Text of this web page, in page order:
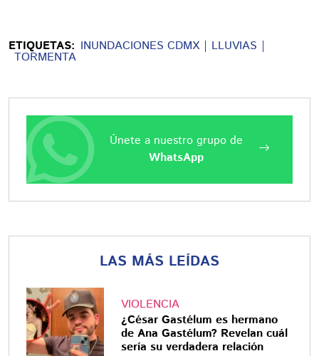
ETIQUETAS: INUNDACIONES CDMX LLUVIAS
TORMENTA
Únete a nuestro grupo de
WhatsApp
LAS MÁS LEÍDAS
VIOLENCIA
¿César Gastélum es hermano
de Ana Gastélum? Revelan cuál
sería su verdadera relación